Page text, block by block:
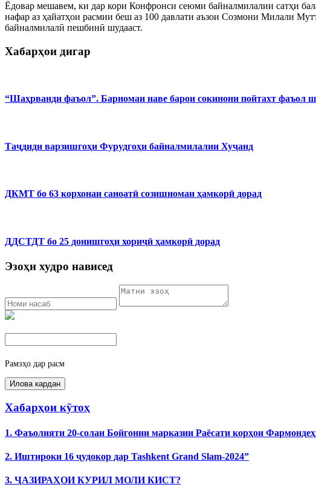
Ёдовар мешавем, ки дар кори Конфронси сеюми байналмилалии сатҳи
нафар аз ҳайатҳои расмии беш аз 100 давлати аъзои Созмони Милали
байналмилалӣ пешбинӣ шудааст.
Хабарҳои дигар
“Шаҳрванди фаъол”. Барномаи наве барои сокинони пойтахт фаъол
Таҷдиди варзишгоҳи Фурудгоҳи байналмилалии Хуҷанд
ДКМТ бо 63 корхонаи саноатӣ созишномаи ҳамкорӣ дорад
ДДСТДТ бо 25 донишгоҳи хориҷӣ ҳамкорӣ дорад
Эзоҳи худро нависед
Рамзҳо дар расм
Хабарҳои кӯтоҳ
1. Фаъолияти 20-солаи Бойгонии марказии Раёсати корҳои
2. Иштироки 16 ҷудокор дар Tashkent Grand Slam-2024”
3. ҶАЗИРАҲОИ КУРИЛ МОЛИ КИСТ?